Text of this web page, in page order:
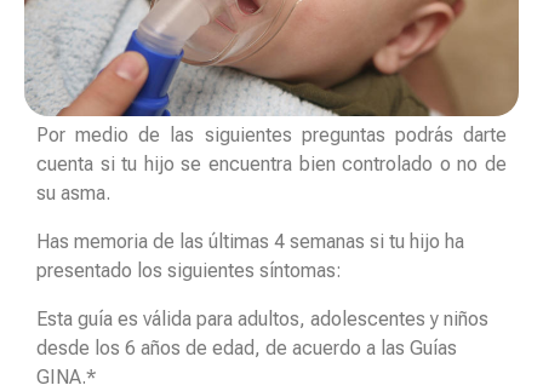
Por medio de las siguientes preguntas podrás darte
cuenta si tu hijo se encuentra bien controlado o no de
su asma.
Has memoria de las últimas 4 semanas si tu hijo ha
presentado los siguientes síntomas:
Esta guía es válida para adultos, adolescentes y niños
desde los 6 años de edad, de acuerdo a las Guías
GINA.*